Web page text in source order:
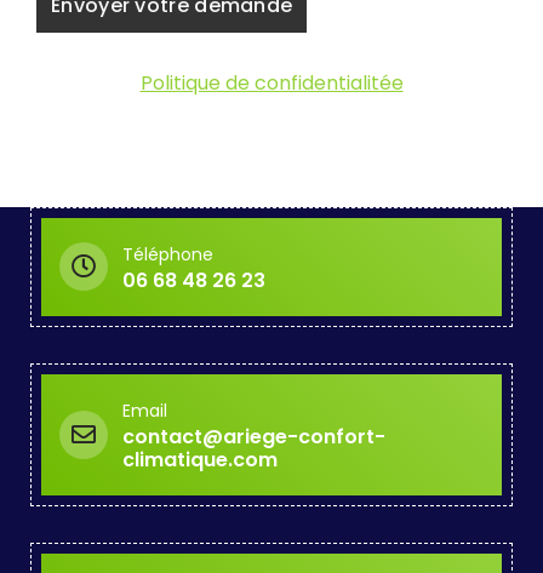
Politique de confidentialitée
Téléphone
06 68 48 26 23
Email
contact@ariege-confort-
climatique.com